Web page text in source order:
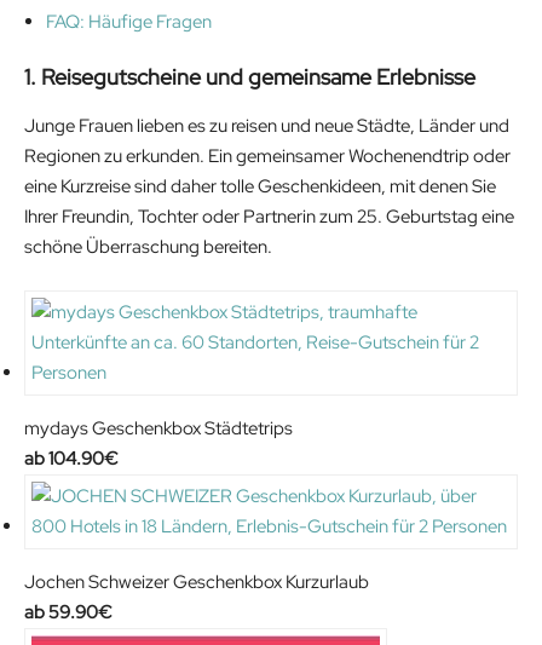
FAQ: Häufige Fragen
1. Reisegutscheine und gemeinsame Erlebnisse
Junge Frauen lieben es zu reisen und neue Städte, Länder und
Regionen zu erkunden. Ein gemeinsamer Wochenendtrip oder
eine Kurzreise sind daher tolle Geschenkideen, mit denen Sie
Ihrer Freundin, Tochter oder Partnerin zum 25. Geburtstag eine
schöne Überraschung bereiten.
mydays Geschenkbox Städtetrips
104.90€
Jochen Schweizer Geschenkbox Kurzurlaub
59.90€